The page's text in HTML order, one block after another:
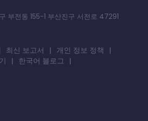
부전동 155-1 부산진구 서전로 47291
최신 보고서
개인 정보 정책
한국어 블로그